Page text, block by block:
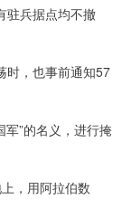
驻兵据点均不撤
时，也事前通知57
”的名义，进行掩
，用阿拉伯数